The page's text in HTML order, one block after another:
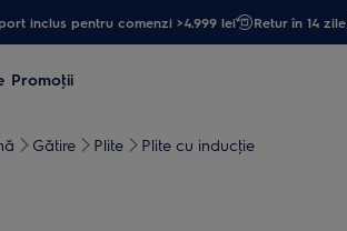
inclus pentru comenzi >4.999 lei Retur în 14 zile
Promoţii
Gătire Plite Plite cu inducţie